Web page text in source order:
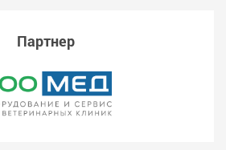
Партнер